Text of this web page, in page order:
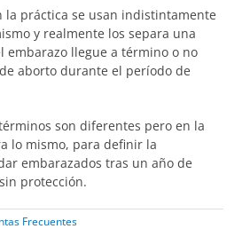
la práctica se usan indistintamente
y realmente los separa una
embarazo llegue a término o no
aborto durante el período de
son diferentes pero en la
lo mismo, para definir la
embarazados tras un año de
protección.
Frecuentes